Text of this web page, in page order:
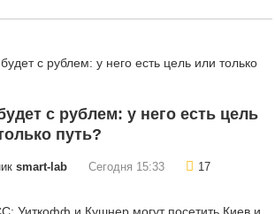
с рублем: у него есть цель
путь?
smart-lab Сегодня 15:33 17